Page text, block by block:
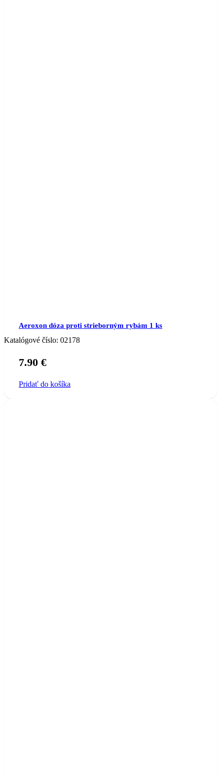
Aeroxon dóza proti strieborným rybám 1 ks
Katalógové číslo: 02178
7.90 €
Pridať do košíka